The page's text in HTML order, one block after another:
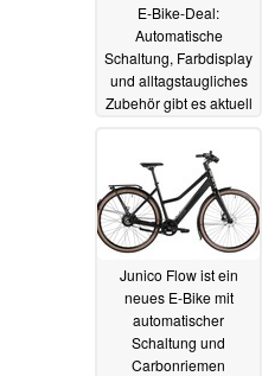
E-Bike-Deal:
Automatische
Schaltung, Farbdisplay
und alltagstaugliches
Zubehör gibt es aktuell
01.11.2025
Junico Flow ist ein
neues E-Bike mit
automatischer
Schaltung und
Carbonriemen